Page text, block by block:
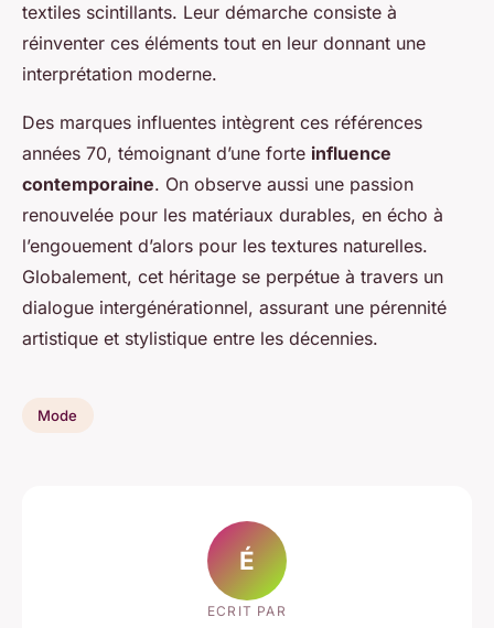
textiles scintillants. Leur démarche consiste à
réinventer ces éléments tout en leur donnant une
interprétation moderne.
Des marques influentes intègrent ces références
années 70, témoignant d’une forte influence
contemporaine. On observe aussi une passion
renouvelée pour les matériaux durables, en écho à
l’engouement d’alors pour les textures naturelles.
Globalement, cet héritage se perpétue à travers un
dialogue intergénérationnel, assurant une pérennité
artistique et stylistique entre les décennies.
Mode
É
ECRIT PAR